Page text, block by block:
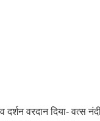
वरदान दिया- वत्स